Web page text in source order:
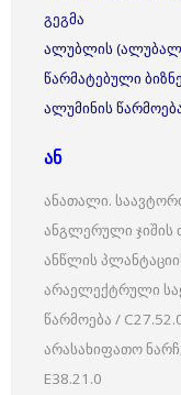
გეგმა
ალუბლის
წარმატებული
ალუმინის
ან
ანათალი.
ანგლერული ჯიშის
ანწლის
არაელექტრული
წარმოება /
არასახიფათო
E38.21.0